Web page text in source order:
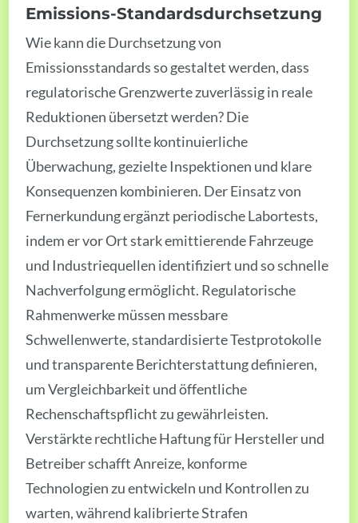
Emissions-Standardsdurchsetzung
Wie kann die Durchsetzung von
Emissionsstandards so gestaltet werden, dass
regulatorische Grenzwerte zuverlässig in reale
Reduktionen übersetzt werden? Die
Durchsetzung sollte kontinuierliche
Überwachung, gezielte Inspektionen und klare
Konsequenzen kombinieren. Der Einsatz von
Fernerkundung ergänzt periodische Labortests,
indem er vor Ort stark emittierende Fahrzeuge
und Industriequellen identifiziert und so schnelle
Nachverfolgung ermöglicht. Regulatorische
Rahmenwerke müssen messbare
Schwellenwerte, standardisierte Testprotokolle
und transparente Berichterstattung definieren,
um Vergleichbarkeit und öffentliche
Rechenschaftspflicht zu gewährleisten.
Verstärkte rechtliche Haftung für Hersteller und
Betreiber schafft Anreize, konforme
Technologien zu entwickeln und Kontrollen zu
warten, während kalibrierte Strafen